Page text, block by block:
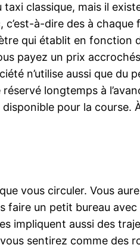
classique, mais il
à-dire des à
qui établit en fonction
payez un prix
n’utilise aussi que
longtemps à
pour la
vous circuler. Vous
un petit bureau
impliquent aussi des
sentirez comme des